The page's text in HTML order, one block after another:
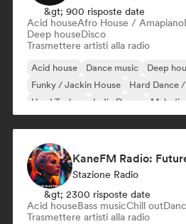
&gt; 900 risposte date
Acid houseAfro House / Amapiano
Deep houseDisco
Trasmettere artisti alla radio
Acid house Dance music
Deep
Funky / Jackin House
Hard Dance
Hard Techno
Indie Dance Melodic
KaneFM Radio:
Stazione Radio
&gt; 2300 risposte date
Acid houseBass musicChill out
Trasmettere artisti alla radio